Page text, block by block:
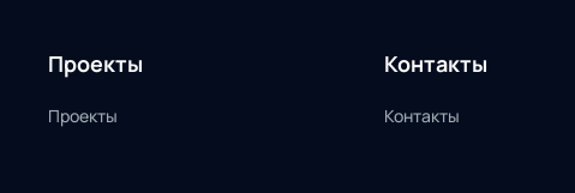
Проекты
Проекты
Контакты
Контакты